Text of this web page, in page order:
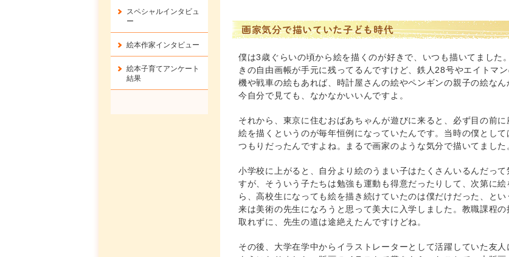
画家気分で描いていた子ども時代
僕は3歳ぐらいの頃から絵を描くのが好きで、いつも描いてました
きの自由画帳が手元に残ってるんですけど、鉄人28号やエイトマ
機や戦車の絵もあれば、時計屋さんの絵やペンギンの親子の絵なん
今自分で見ても、なかなかいいんですよ。
それから、東京に住むおばあちゃんが遊びに来ると、必ず目の前
絵を描くというのが毎年恒例になっていたんです。当時の僕とし
つもりだったんですよね。まるで画家のような気分で描いてました
小学校に上がると、自分より絵のうまい子はたくさんいるんだっ
すが、そういう子たちは勉強も運動も得意だったりして、次第に
ら、高校生になっても絵を描き続けていたのは僕だけだった、と
来は美術の先生になろうと思って美大に入学しました。教職課程
取れずに、先生の道は途絶えたんですけどね。
その後、大学在学中からイラストレーターとして活躍していた友
スペシャルインタビュ
ー
絵本作家インタビュー
絵本子育てアンケート
結果